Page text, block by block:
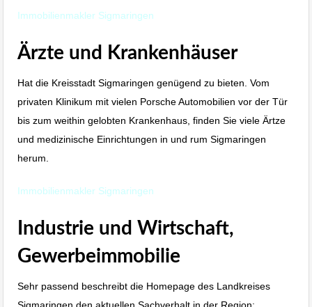
Immobilienmakler Sigmaringen
Ärzte und Krankenhäuser
Hat die Kreisstadt Sigmaringen genügend zu bieten. Vom
privaten Klinikum mit vielen Porsche Automobilien vor der Tür
bis zum weithin gelobten Krankenhaus, finden Sie viele Ärtze
und medizinische Einrichtungen in und rum Sigmaringen
herum.
Immobilienmakler Sigmaringen
Industrie und Wirtschaft,
Gewerbeimmobilie
Sehr passend beschreibt die Homepage des Landkreises